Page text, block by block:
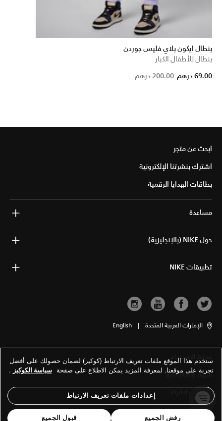
بنطال ايكون بلاي فليس جوردن
بنطال للأطفال الكبار
Price
200.00 درهم 69.00 درهم
ابحث عن متجر
اشترك بنشرتنا الإلكترونية
بطاقات الهدايا الرقمية
مساعدة
حول NIKE (بالإنجليزية)
تطبيقات NIKE
الإمارات العربية المتحدة |
English
شروط الاستخدام
شروط وأحكام البيع
معلومات الشركة
سياسة الخصوصية والكوكيز
ستخدم هذا الموقع ملفات تعريف الارتباط (كوكيز) لضمان حصولك على أفضل
تجربة على موقعنا. لمعرفة المزيد يمكن الاطلاع على صفحة سياسة الكوكيز .
إعدادات ملفات تعريف الارتباط
رفض الجميع قبول الجميع